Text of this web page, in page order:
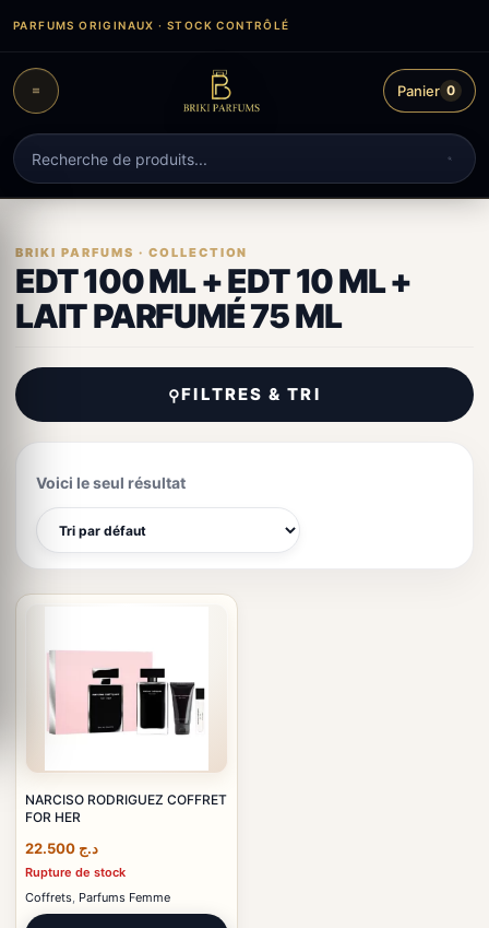
contenu
PARFUMS ORIGINAUX · STOCK CONTRÔLÉ
Recherche
de
produits
Panier 0
EDT 100 ML + EDT 10 ML +
LAIT PARFUMÉ 75 ML
⚲FILTRES & TRI
Voici le seul résultat
NARCISO RODRIGUEZ COFFRET
FOR HER
د.ج
Rupture de stock
Coffrets, Parfums Femme